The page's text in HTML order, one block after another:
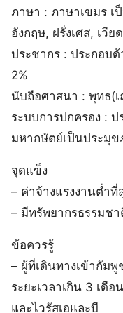
ภาษา : ภาษาเขมร เ
อังกฤษ, ฝรั่งเศส, เวียด
ประชากร : ประกอบ
2%
นับถือศาสนา : พุทธ(เ
ระบบการปกครอง :
มหากษัตย์เป็นประมุ
จุดแข็ง
– ค่าจ้างแรงงานต่ำที่
– มีทรัพยากรธรรมช
ข้อควรรู้
– ผู้ที่เดินทางเข้ากัม
ระยะเวลาเกิน 3 เดื
และไวรัสเอและบี